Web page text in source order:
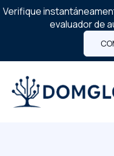
Verifique
evaluador de